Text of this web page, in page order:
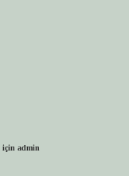
için admin